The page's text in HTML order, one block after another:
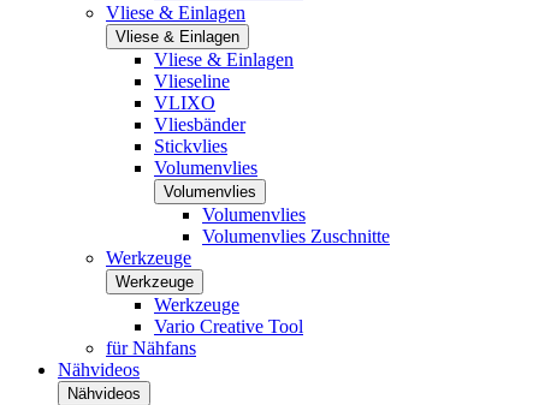
Vliese & Einlagen
Vliese & Einlagen
Vliese & Einlagen
Vlieseline
VLIXO
Vliesbänder
Stickvlies
Volumenvlies
Volumenvlies
Volumenvlies
Volumenvlies Zuschnitte
Werkzeuge
Werkzeuge
Werkzeuge
Vario Creative Tool
für Nähfans
Nähvideos
Nähvideos